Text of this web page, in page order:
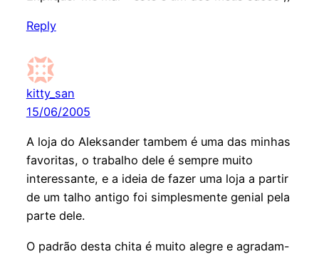
Reply
kitty_san
15/06/2005
A loja do Aleksander tambem é uma das minhas
favoritas, o trabalho dele é sempre muito
interessante, e a ideia de fazer uma loja a partir
de um talho antigo foi simplesmente genial pela
parte dele.
O padrão desta chita é muito alegre e agradam-